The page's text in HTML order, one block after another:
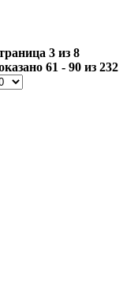
3 из 8
61 - 90 из 232